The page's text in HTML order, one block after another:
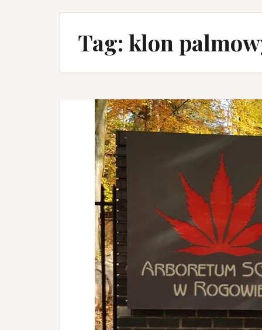
Tag: klon